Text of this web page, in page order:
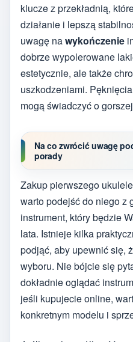
klucze z przekładnią,
działanie i lepszą
uwagę nawykończenie
dobrze wypolerowane
estetycznie, ale także
uszkodzeniami.
mogą świadczyć o
Na co zwrócić uwagę
porady
Zakup pierwszego
warto podejść do niego z
instrument, który będzie
lata. Istnieje kilka
podjąć, aby upewnić się,
wyboru. Nie bójcie się
dokładnie oglądać
jeśli kupujecie online,
konkretnym modelu i